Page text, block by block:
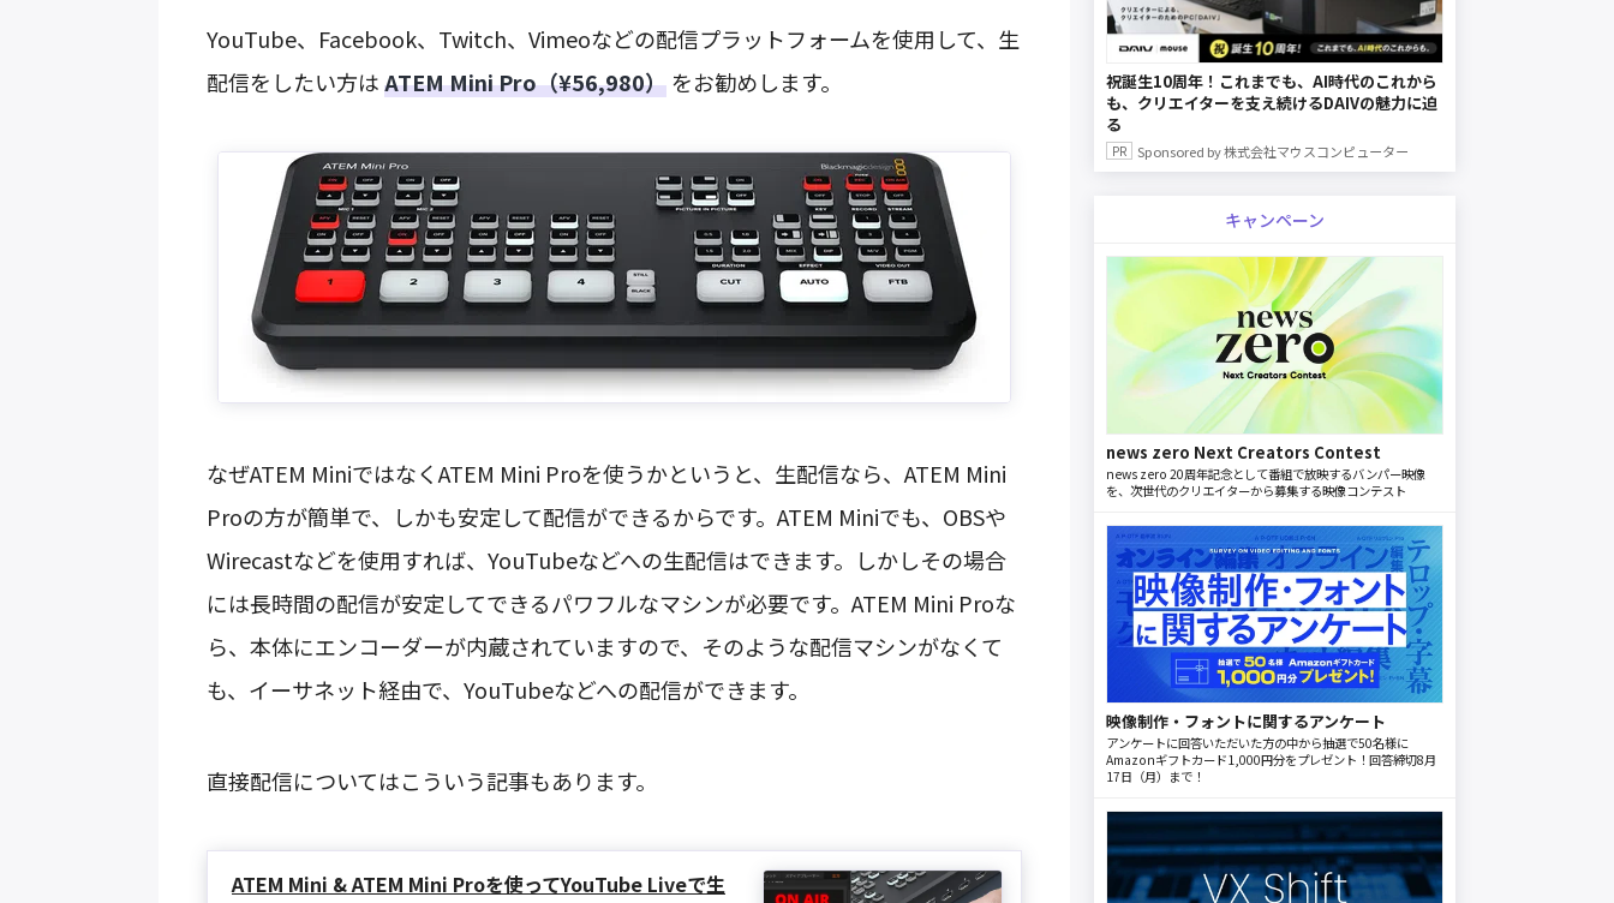
YouTube、Facebook、Twitch、Vimeoなどの配信プラットフォームを使用して、生
配信をしたい方はATEM Mini Pro（¥56,980）をお勧めします。
なぜATEM MiniではなくATEM Mini Proを使うかというと、生配信なら、ATEM Mini
Proの方が簡単で、しかも安定して配信ができるからです。ATEM Miniでも、OBSや
Wirecastなどを使用すれば、YouTubeなどへの生配信はできます。しかしその場合
には長時間の配信が安定してできるパワフルなマシンが必要です。ATEM Mini Proな
ら、本体にエンコーダーが内蔵されていますので、そのような配信マシンがなくて
も、イーサネット経由で、YouTubeなどへの配信ができます。
直接配信についてはこういう記事もあります。
ATEM Mini & ATEM Mini Proを使ってYouTube Liveで生
祝誕生10周年！これまでも、AI時代のこれから
も、クリエイターを支え続けるDAIVの魅力に迫
る
Sponsored by 株式会社マウスコンピューター
キャンペーン
news zero Next Creators Contest
news zero 20周年記念として番組で放映するバンパー映像
を、次世代のクリエイターから募集する映像コンテスト
映像制作・フォントに関するアンケート
アンケートに回答いただいた方の中から抽選で50名様に
Amazonギフトカード1,000円分をプレゼント！回答締切8月
17日（月）まで！